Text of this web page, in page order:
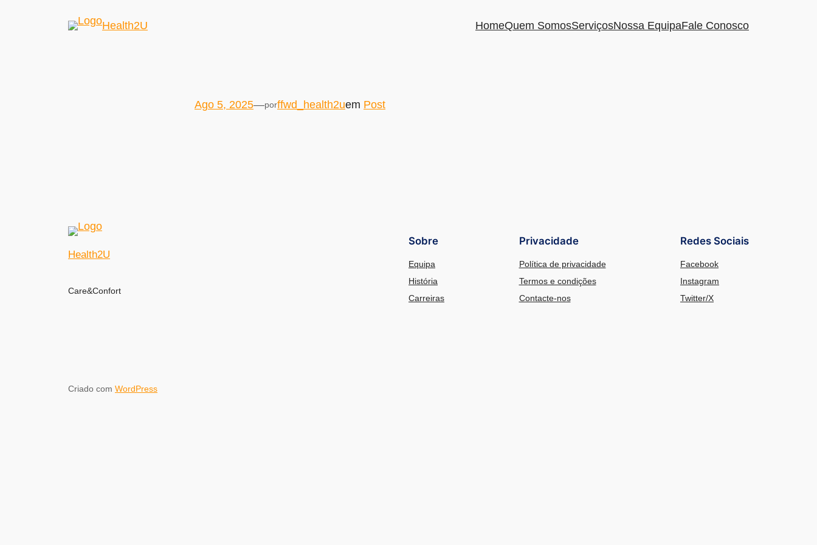
Health2U HomeQuem SomosServiçosNossa EquipaFale Conosco
Ago 5, 2025—porffwd_health2uem Post
Health2U
Care&Confort
Sobre
Equipa
História
Carreiras
Privacidade
Política de privacidade
Termos e condições
Contacte-nos
Redes Sociais
Facebook
Instagram
Twitter/X
Criado com WordPress